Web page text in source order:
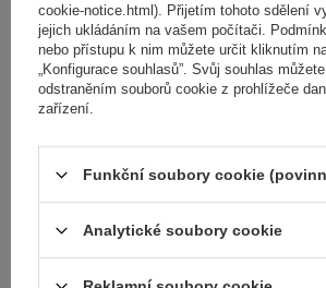
5 229,00 Kčs DPH
Produkt dostupný ve velkém množství
Již nyní zašleme
Přidat
do
cookie-notice.html). Přijetím tohoto sdělení
jejich ukládáním na vašem počítači.
nebo přístupu k nim můžete určit kliknutím
„Konfigurace souhlasů”. Svůj souhlas
odstraněním souborů cookie z prohlížeče
zařízení.
Funkční soubory cookie
Analytické soubory cookie